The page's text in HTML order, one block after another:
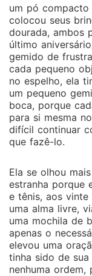
um pó
colocou seus
dourada, ambos
último
gemido de
cada pequeno
no espelho, ela
um pequeno
boca, porque
para si mesma
difícil continuar
que fazê-lo.
Ela se olhou
estranha porque
e tênis, aos vinte
uma alma livre,
uma mochila de
apenas o
elevou uma
tinha sido de sua
nenhuma ordem,